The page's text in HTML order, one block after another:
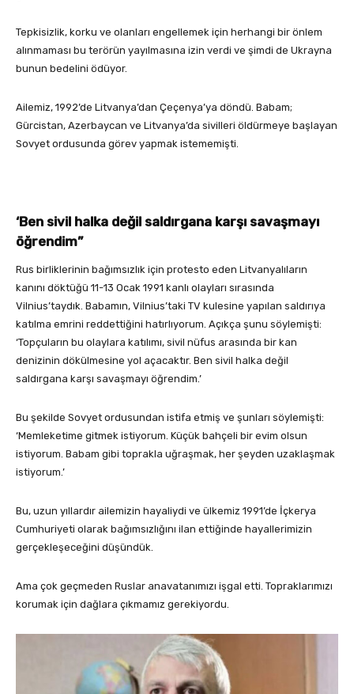
Tepkisizlik, korku ve olanları engellemek için herhangi bir önlem
alınmaması bu terörün yayılmasına izin verdi ve şimdi de Ukrayna
bunun bedelini ödüyor.
Ailemiz, 1992’de Litvanya’dan Çeçenya’ya döndü. Babam;
Gürcistan, Azerbaycan ve Litvanya’da sivilleri öldürmeye başlayan
Sovyet ordusunda görev yapmak istememişti.
‘Ben sivil halka değil saldırgana karşı savaşmayı
öğrendim”
Rus birliklerinin bağımsızlık için protesto eden Litvanyalıların
kanını döktüğü 11-13 Ocak 1991 kanlı olayları sırasında
Vilnius’taydık. Babamın, Vilnius’taki TV kulesine yapılan saldırıya
katılma emrini reddettiğini hatırlıyorum. Açıkça şunu söylemişti:
‘Topçuların bu olaylara katılımı, sivil nüfus arasında bir kan
denizinin dökülmesine yol açacaktır. Ben sivil halka değil
saldırgana karşı savaşmayı öğrendim.’
Bu şekilde Sovyet ordusundan istifa etmiş ve şunları söylemişti:
‘Memleketime gitmek istiyorum. Küçük bahçeli bir evim olsun
istiyorum. Babam gibi toprakla uğraşmak, her şeyden uzaklaşmak
istiyorum.’
Bu, uzun yıllardır ailemizin hayaliydi ve ülkemiz 1991’de İçkerya
Cumhuriyeti olarak bağımsızlığını ilan ettiğinde hayallerimizin
gerçekleşeceğini düşündük.
Ama çok geçmeden Ruslar anavatanımızı işgal etti. Topraklarımızı
korumak için dağlara çıkmamız gerekiyordu.